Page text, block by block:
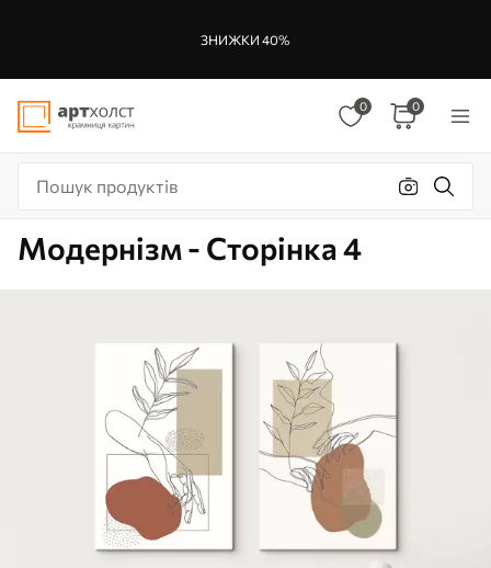
ЗНИЖКИ 40%
0 0
Модернізм - Сторінка 4